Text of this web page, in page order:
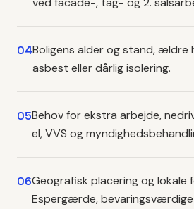
04Boligens alder og stand, ældre
asbest eller dårlig isolering.
05Behov for ekstra arbejde,
el, VVS og
06Geografisk placering og lokale
Espergærde,